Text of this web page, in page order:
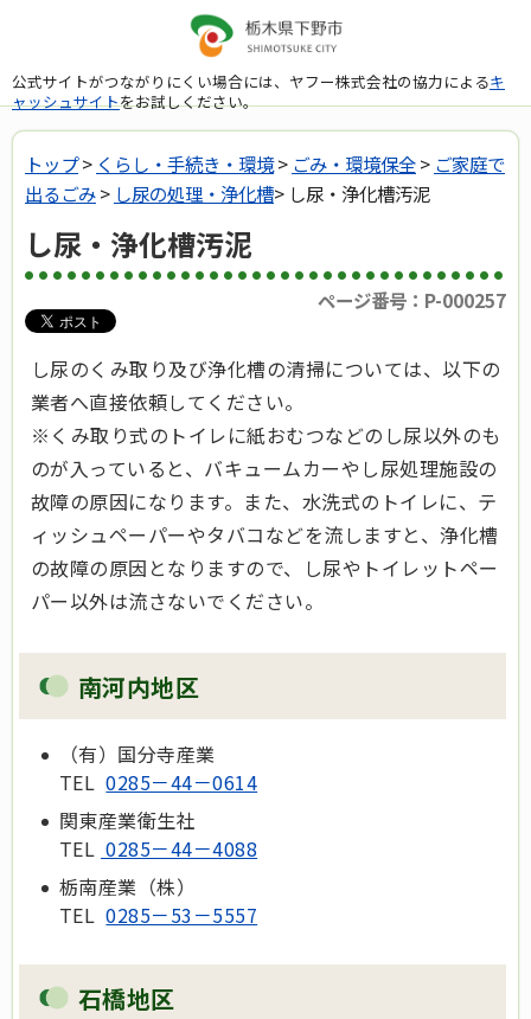
公式サイトがつながりにくい場合には、ヤフー株式会社の協力によるキ
ャッシュサイトをお試しください。
トップ> くらし・手続き・環境> ごみ・環境保全> ご家庭で
出るごみ> し尿の処理・浄化槽> し尿・浄化槽汚泥
し尿・浄化槽汚泥
ページ番号：P-000257
し尿のくみ取り及び浄化槽の清掃については、以下の
業者へ直接依頼してください。
※くみ取り式のトイレに紙おむつなどのし尿以外のも
のが入っていると、バキュームカーやし尿処理施設の
故障の原因になります。また、水洗式のトイレに、テ
ィッシュペーパーやタバコなどを流しますと、浄化槽
の故障の原因となりますので、し尿やトイレットペー
パー以外は流さないでください。
南河内地区
（有）国分寺産業
TEL0285－44－0614
関東産業衛生社
TEL 0285－44－4088
栃南産業（株）
TEL0285－53－5557
石橋地区